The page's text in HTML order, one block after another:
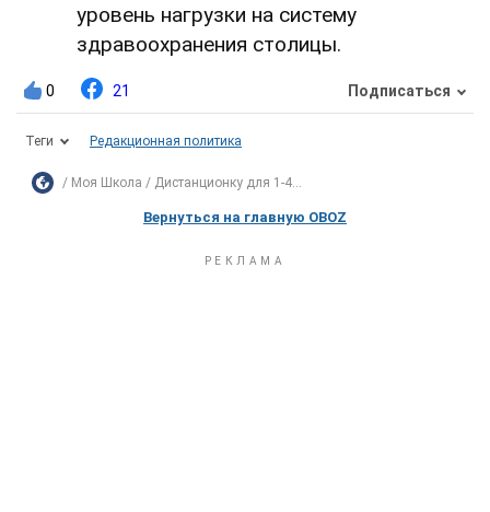
уровень нагрузки на систему
здравоохранения столицы.
0 21 Подписаться
Теги Редакционная политика
Моя Школа Дистанционку для 1-4...
Вернуться на главную OBOZ